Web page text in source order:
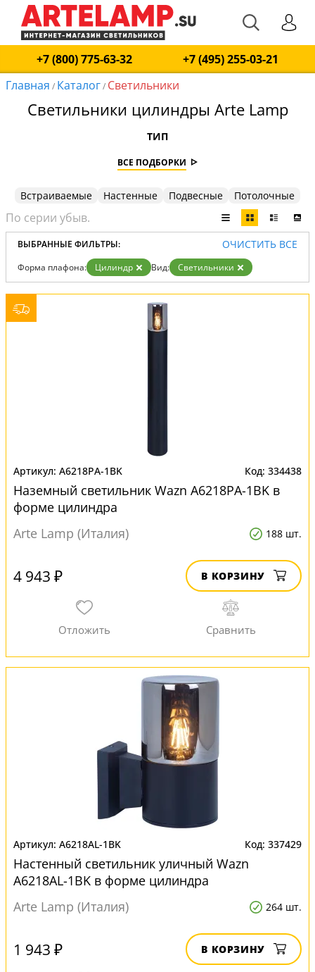
+7 (800) 775-63-32
+7 (495) 255-03-21
Главная / Каталог/ Светильники
Светильники цилиндры Arte Lamp
ТИП
ВСЕ ПОДБОРКИ
Встраиваемые Настенные Подвесные Потолочные
ВЫБРАННЫЕ ФИЛЬТРЫ: ОЧИСТИТЬ ВСЕ
Форма плафона: Цилиндр Вид: Светильники
A6218PA-1BK 334438
Наземный светильник Wazn A6218PA-1BK в
форме цилиндра
Arte Lamp (Италия)
188 шт.
4 943 ₽ В КОРЗИНУ
A6218AL-1BK 337429
Настенный светильник уличный Wazn
A6218AL-1BK в форме цилиндра
Arte Lamp (Италия)
264 шт.
1 943 ₽ В КОРЗИНУ